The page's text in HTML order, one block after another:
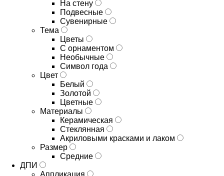
На стену
Подвесные
Сувенирные
Тема
Цветы
С орнаментом
Необычные
Символ года
Цвет
Белый
Золотой
Цветные
Материалы
Керамическая
Стеклянная
Акриловыми красками и лаком
Размер
Средние
ДПИ
Аппликация